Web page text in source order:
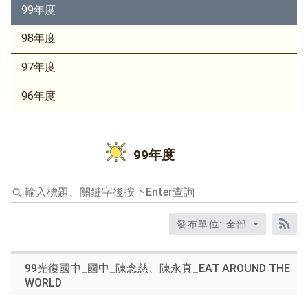
99年度
98年度
97年度
96年度
99年度
輸
入
發布單位: 全部
99光復國中_國中_陳念慈、陳永真_EAT AROUND THE
WORLD